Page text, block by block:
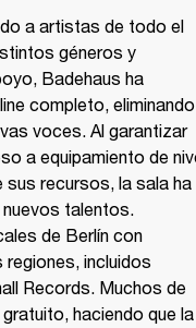
a artistas de todo el
géneros y
Badehaus ha
completo, eliminando
voces. Al garantizar
a equipamiento de
sus recursos, la sala ha
talentos.
de Berlín con
incluidos
Records. Muchos de
haciendo que la